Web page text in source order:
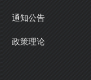
通知公告
政策理论